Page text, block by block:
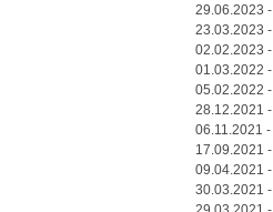
29.06.2023 -
23.03.2023 -
02.02.2023 -
01.03.2022 -
05.02.2022 -
28.12.2021 -
06.11.2021 -
17.09.2021 -
09.04.2021 -
30.03.2021 -